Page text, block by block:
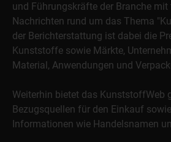
und Führungskräfte der Branche mit
Nachrichten rund um das Thema
der Berichterstattung ist dabei die
Kunststoffe sowie Märkte,
Material, Anwendungen und
Weiterhin bietet das KunststoffWeb
Bezugsquellen für den Einkauf
Informationen wie Handelsnamen